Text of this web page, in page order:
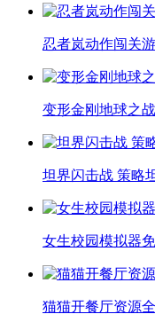
忍者岚动作闯关
变形金刚地球之
坦界闪击战 策略
女生校园模拟器
猫猫开餐厅资源